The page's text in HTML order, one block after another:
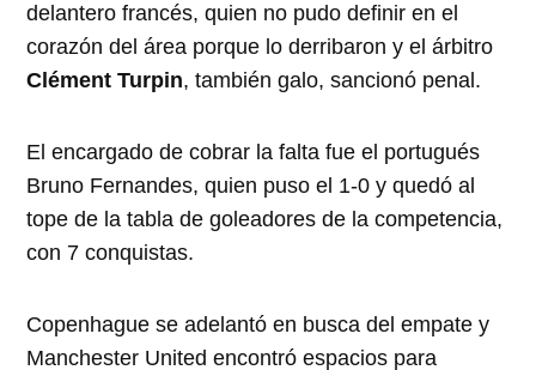
delantero francés, quien no pudo definir en el
corazón del área porque lo derribaron y el árbitro
Clément Turpin, también galo, sancionó penal.
El encargado de cobrar la falta fue el portugués
Bruno Fernandes, quien puso el 1-0 y quedó al
tope de la tabla de goleadores de la competencia,
con 7 conquistas.
Copenhague se adelantó en busca del empate y
Manchester United encontró espacios para